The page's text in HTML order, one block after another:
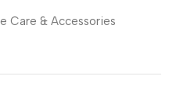
Care & Accessories